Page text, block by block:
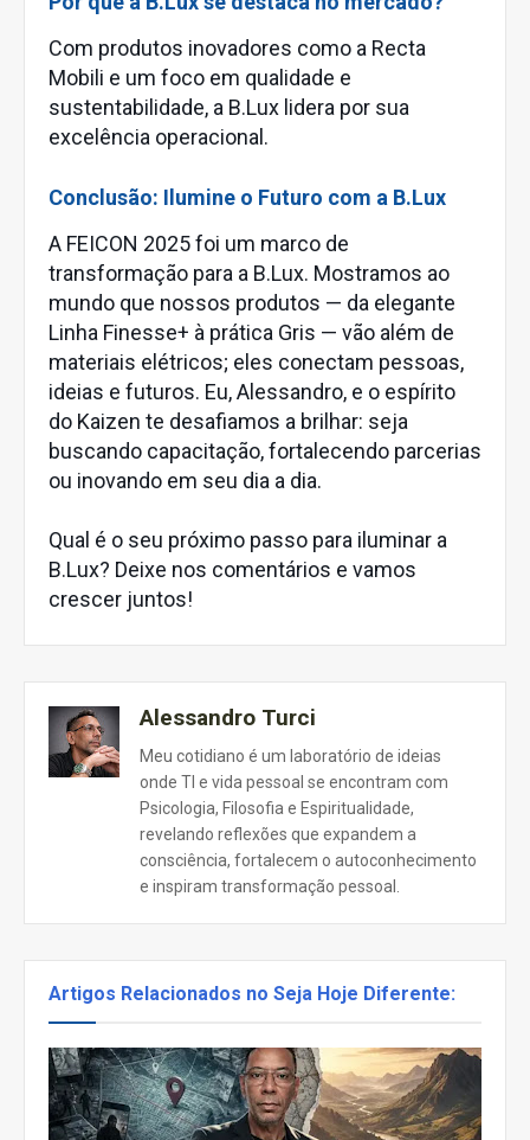
Com produtos inovadores como a Recta
Mobili e um foco em qualidade e
sustentabilidade, a B.Lux lidera por sua
excelência operacional.
Conclusão: Ilumine o Futuro com a B.Lux
A FEICON 2025 foi um marco de
transformação para a B.Lux. Mostramos ao
mundo que nossos produtos — da elegante
Linha Finesse+ à prática Gris — vão além de
materiais elétricos; eles conectam pessoas,
ideias e futuros. Eu, Alessandro, e o espírito
do Kaizen te desafiamos a brilhar: seja
buscando capacitação, fortalecendo parcerias
ou inovando em seu dia a dia.
Qual é o seu próximo passo para iluminar a
B.Lux? Deixe nos comentários e vamos
crescer juntos!
Alessandro Turci
Meu cotidiano é um laboratório de ideias
onde TI e vida pessoal se encontram com
Psicologia, Filosofia e Espiritualidade,
revelando reflexões que expandem a
consciência, fortalecem o autoconhecimento
e inspiram transformação pessoal.
Artigos Relacionados no Seja Hoje Diferente: